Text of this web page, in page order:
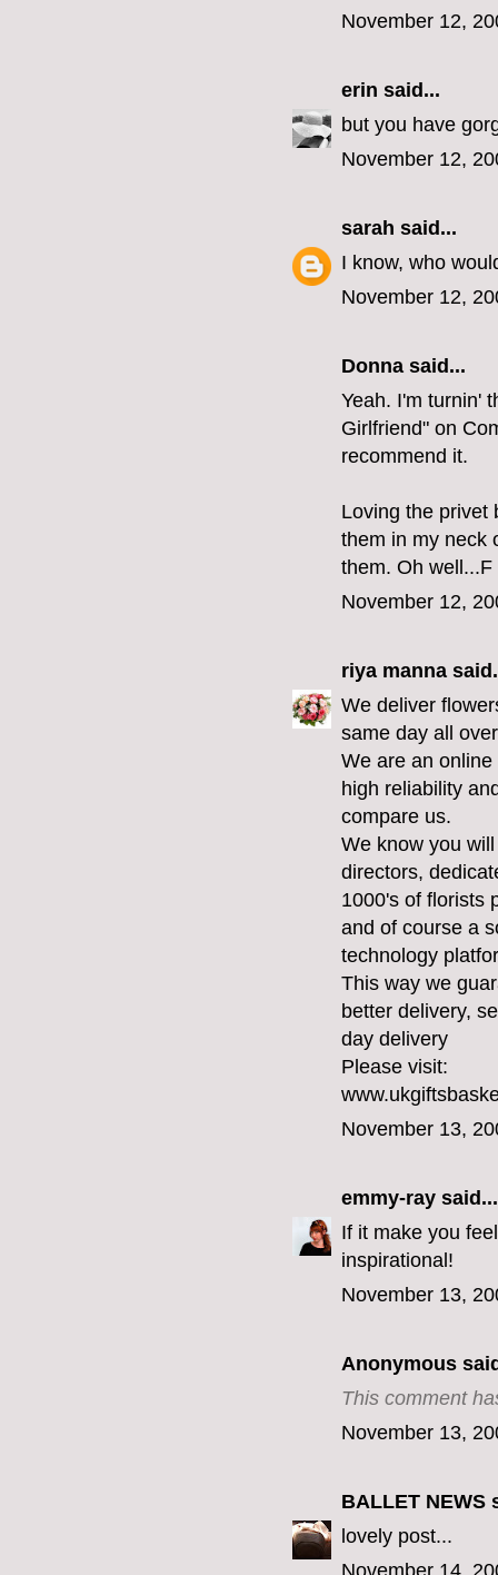
November 12,
erin said...
but you have
November 12,
sarah said...
I know, who
November 12,
Donna said...
Yeah. I'm turnin'
Girlfriend" on
recommend it.
Loving the privet
them in my neck
them. Oh well...F
November 12,
riya manna
We deliver
same day all
We are an
high reliability
compare us.
We know you
directors,
1000's of florists
and of course a
technology
This way we
better delivery,
day delivery
Please visit:
November 13,
emmy-ray said...
If it make you
inspirational!
November 13,
Anonymous
This comment
November 13,
BALLET NEWS
lovely post...